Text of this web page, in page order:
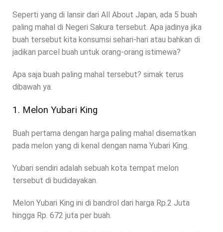
Seperti yang di lansir dari All About Japan, ada 5 buah
paling mahal di Negeri Sakura tersebut. Apa jadinya jika
buah tersebut kita konsumsi sehari-hari atau bahkan di
jadikan parcel buah untuk orang-orang istimewa?
Apa saja buah paling mahal tersebut? simak terus
dibawah ya.
1. Melon Yubari King
Buah pertama dengan harga paling mahal disematkan
pada melon yang di kenal dengan nama Yubari King.
Yubari sendiri adalah sebuah kota tempat melon
tersebut di budidayakan.
Melon Yubari King ini di bandrol dari harga Rp.2 Juta
hingga Rp. 672 juta per buah.